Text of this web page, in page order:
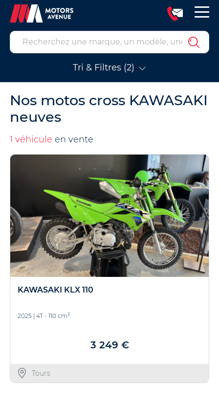
Tri & Filtres (2)
Nos motos cross KAWASAKI
neuves
1 véhicule en vente
KAWASAKI KLX 110
2025 4T - 110 cm3
3 249 €
Tours